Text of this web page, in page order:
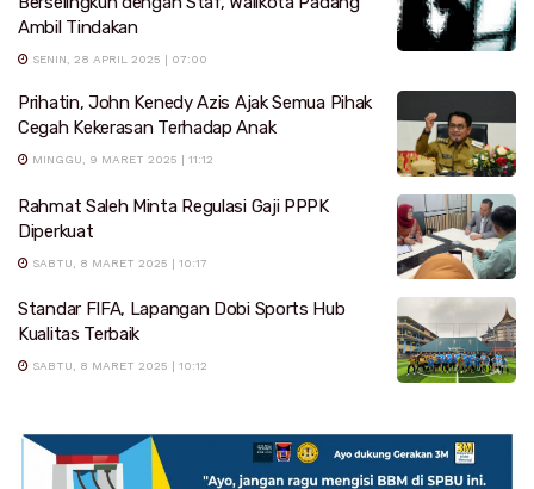
Ambil Tindakan
SENIN, 28 APRIL 2025 | 07:00
Prihatin, John Kenedy Azis Ajak Semua Pihak
Cegah Kekerasan Terhadap Anak
MINGGU, 9 MARET 2025 | 11:12
Rahmat Saleh Minta Regulasi Gaji PPPK
Diperkuat
SABTU, 8 MARET 2025 | 10:17
Standar FIFA, Lapangan Dobi Sports Hub
Kualitas Terbaik
SABTU, 8 MARET 2025 | 10:12